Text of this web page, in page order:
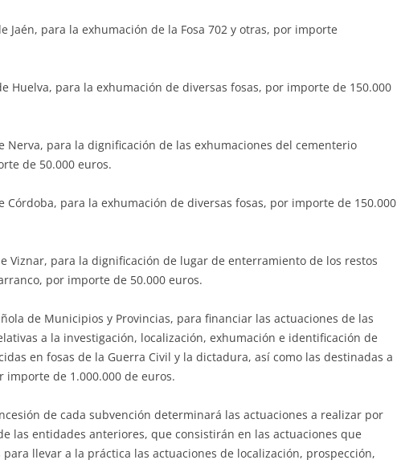
para la exhumación de la Fosa 702 y otras, por importe
Huelva, para la exhumación de diversas fosas, por importe de 150.000
para la dignificación de las exhumaciones del cementerio
de 50.000 euros.
para la exhumación de diversas fosas, por importe de 150.000
Viznar, para la dignificación de lugar de enterramiento de los restos
por importe de 50.000 euros.
de Municipios y Provincias, para financiar las actuaciones de las
a la investigación, localización, exhumación e identificación de
en fosas de la Guerra Civil y la dictadura, así como las destinadas a
importe de 1.000.000 de euros.
de cada subvención determinará las actuaciones a realizar por
las entidades anteriores, que consistirán en las actuaciones que
llevar a la práctica las actuaciones de localización, prospección,